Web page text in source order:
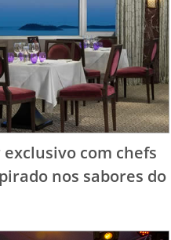
com chefs
nos sabores do